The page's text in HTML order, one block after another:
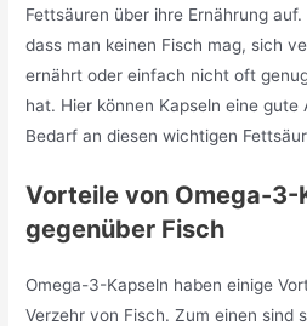
Fettsäuren über ihre Ernährung
dass man keinen Fisch mag, sich
ernährt oder einfach nicht oft
hat. Hier können Kapseln eine gute
Bedarf an diesen wichtigen
Vorteile von Omega-3-
gegenüber Fisch
Omega-3-Kapseln haben einige
Verzehr von Fisch. Zum einen sind